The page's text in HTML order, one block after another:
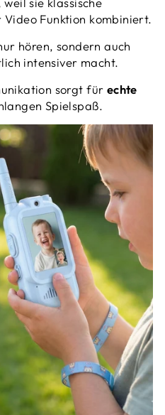
Funktion kombiniert.
hören, sondern auch
intensiver macht.
sorgt für echte
Spielspaß.